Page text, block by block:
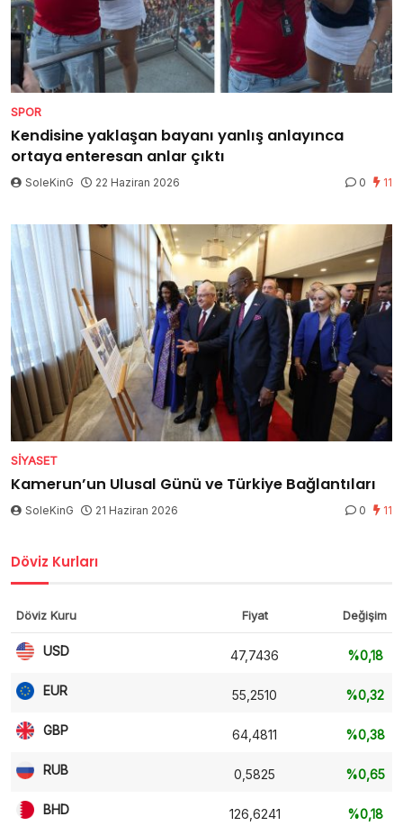
SPOR
Kendisine yaklaşan bayanı yanlış anlayınca
ortaya enteresan anlar çıktı
SoleKinG 22 Haziran 2026 0 11
SIYASET
Kamerun’un Ulusal Günü ve Türkiye Bağlantıları
SoleKinG 21 Haziran 2026 0 11
Döviz Kurları
Döviz Kuru Fiyat Değişim
USD 47,7436 %0,18
EUR 55,2510 %0,32
GBP 64,4811 %0,38
RUB 0,5825 %0,65
BHD 126,6241 %0,18